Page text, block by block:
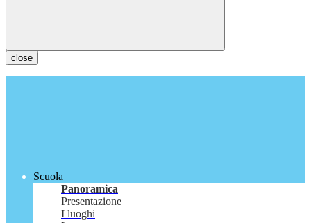
close
Scuola
Panoramica
Presentazione
I luoghi